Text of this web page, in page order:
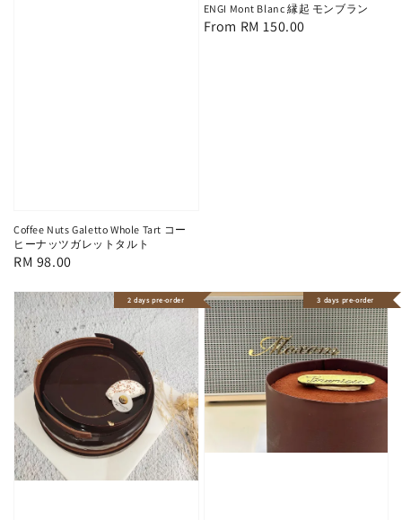
Coffee Nuts Galetto Whole Tart コー
ヒーナッツガレットタルト
Regular
RM 98.00
ENGI Mont Blanc 縁起 モンブラン
Regular
From RM 150.00
2 days pre-order 3 days pre-order